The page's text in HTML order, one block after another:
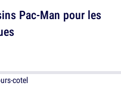
Pac-Man pour les